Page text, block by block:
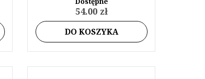
54.00 zł
DO KOSZYKA